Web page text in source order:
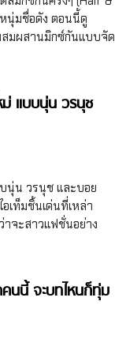
นุ่มชื่อดัง ตอนนี้ดู
สมผสานมิกซ์กันแบบจัด
ณ์ ฉัตรบริรักษ์ เรียก
ล้วนะ ซึ่งก็ตรงใจกับ
าสไตล์นี้มา จุด
โดดเด่นแปลกตาให้
กๆ เป๊ก ผลิตโชค
เตชะอภัยคุณ เพื่อน
ษ์ ไอเท็มแนะนำ
ล์ Half & […]
ม่ แบบนุ่น วรนุช
นุ่น วรนุช และบอย
เท็มชิ้นเด่นที่เหล่า
จะสาวแฟชั่นอย่าง
ซน์ใหม่ๆ ในปัจจุบันมีให้
ดเอววัสดุไนลอนน้ำ
าคาดเอววัสดุหนัง
ด็ดไปกว่านั้นคือแฟชั่น
นนี้ จะบทไหนก็ทุ่ม